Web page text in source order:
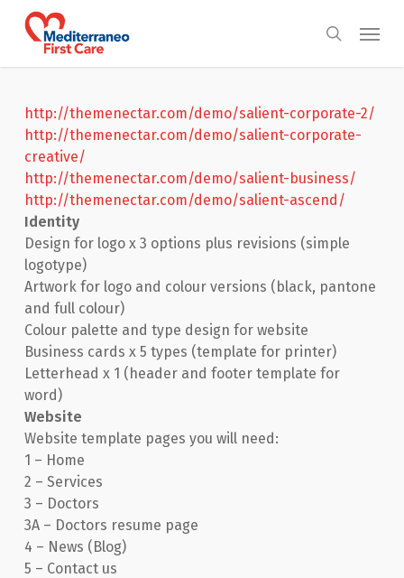
search
Menu
http://themenectar.com/demo/salient-corporate-2/
http://themenectar.com/demo/salient-corporate-
creative/
http://themenectar.com/demo/salient-business/
http://themenectar.com/demo/salient-ascend/
Identity
Design for logo x 3 options plus revisions (simple
logotype)
Artwork for logo and colour versions (black, pantone
and full colour)
Colour palette and type design for website
Business cards x 5 types (template for printer)
Letterhead x 1 (header and footer template for
word)
Website
Website template pages you will need:
1 – Home
2 – Services
3 – Doctors
3A – Doctors resume page
4 – News (Blog)
5 – Contact us